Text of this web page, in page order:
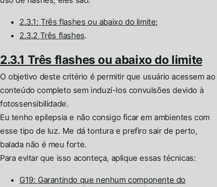
2.3.1: Três flashes ou abaixo do limite;
2.3.2 Três flashes.
2.3.1 Três flashes ou abaixo do limite
O objetivo deste critério é permitir que usuário acessem ao
conteúdo completo sem induzí-los convulsões devido à
fotossensibilidade.
Eu tenho epilepsia e não consigo ficar em ambientes com
esse tipo de luz. Me dá tontura e prefiro sair de perto,
balada não é meu forte.
Para evitar que isso aconteça, aplique essas técnicas:
G19: Garantindo que nenhum componente do